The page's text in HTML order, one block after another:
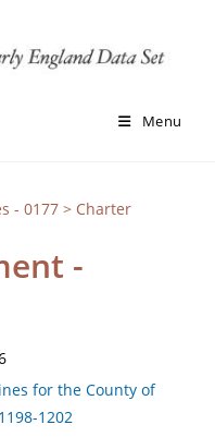
Menu
- 0177> Charter
-
for the County of
1202